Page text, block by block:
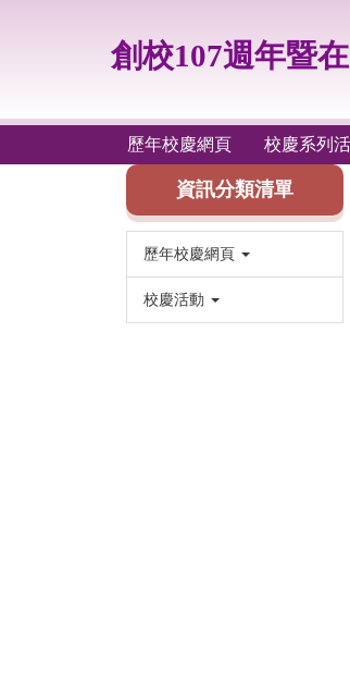
容
創校107週年暨
歷年校慶網頁 校慶系列
資訊分類清單
歷年校慶網頁
校慶活動